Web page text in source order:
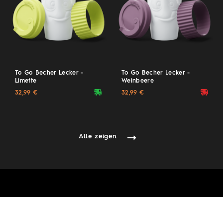
To Go Becher Lecker -
Limette
deliveryvan
32,99 €
To Go Becher Lecker -
Weinbeere
deliveryvan
32,99 €
Alle zeigen